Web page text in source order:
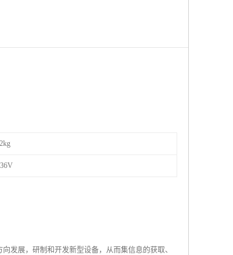
发展，研制和开发新型设备，从而集信息的获取、